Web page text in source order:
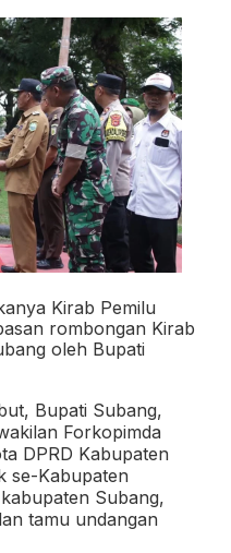
Kirab Pemilu
rombongan Kirab
oleh Bupati
Bupati Subang,
Forkopimda
DPRD Kabupaten
se-Kabupaten
Subang,
tamu undangan